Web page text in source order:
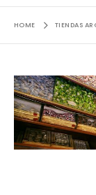
HOME TIENDAS